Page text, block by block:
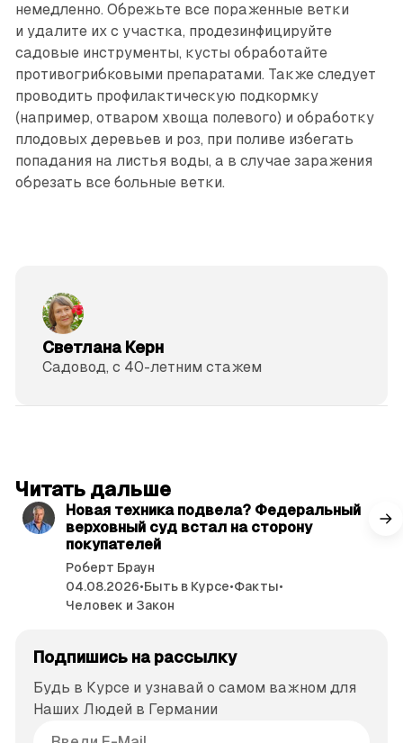
немедленно. Обрежьте все пораженные ветки
и удалите их с участка, продезинфицируйте
садовые инструменты, кусты обработайте
противогрибковыми препаратами. Также следует
проводить профилактическую подкормку
(например, отваром хвоща полевого) и обработку
плодовых деревьев и роз, при поливе избегать
попадания на листья воды, а в случае заражения
обрезать все больные ветки.
Светлана Керн
Садовод, с 40-летним стажем
Читать дальше
Новая техника подвела? Федеральный
верховный суд встал на сторону
покупателей
Роберт Браун
04.08.2026•Быть в Курсе•Факты•
Человек и Закон
Подпишись на рассылку
Будь в Курсе и узнавай о самом важном для
Наших Людей в Германии